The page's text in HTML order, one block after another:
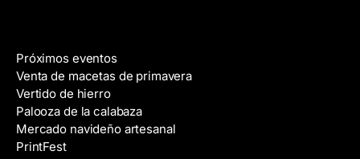
e
l
e
c
t
r
Próximos eventos
Venta de macetas de primavera
Vertido de hierro
Palooza de la calabaza
Mercado navideño artesanal
PrintFest